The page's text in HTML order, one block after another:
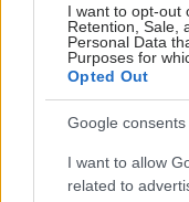
I want to opt-out
Retention, Sale,
Personal Data
Purposes for
Opted Out
Google consents
I want to allow
related to